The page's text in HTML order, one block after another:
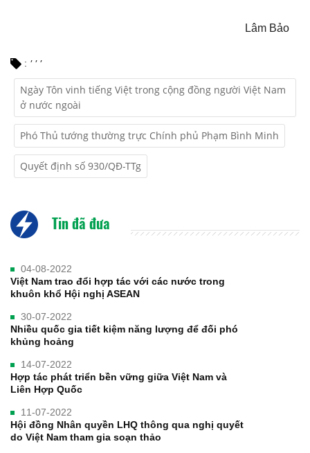
Lâm Bảo
:
Ngày Tôn vinh tiếng Việt trong cộng đồng người Việt Nam
ở nước ngoài
,
Phó Thủ tướng thường trực Chính phủ Phạm Bình Minh
,
Quyết định số 930/QĐ-TTg
,
Tin đã đưa
04-08-2022
Việt Nam trao đổi hợp tác với các nước trong
khuôn khổ Hội nghị ASEAN
30-07-2022
Nhiều quốc gia tiết kiệm năng lượng để đối phó
khủng hoảng
14-07-2022
Hợp tác phát triển bền vững giữa Việt Nam và
Liên Hợp Quốc
11-07-2022
Hội đồng Nhân quyền LHQ thông qua nghị quyết
do Việt Nam tham gia soạn thảo